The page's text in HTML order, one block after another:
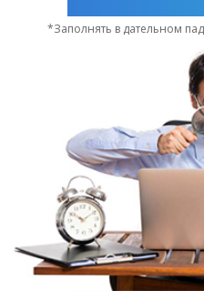
*Заполнять в дательном